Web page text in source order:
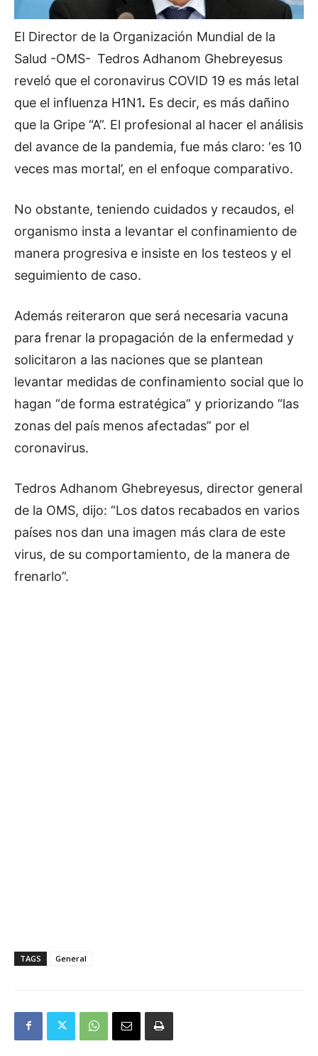
El Director de la Organización Mundial de la
Salud -OMS- Tedros Adhanom Ghebreyesus
reveló que el coronavirus COVID 19 es más letal
que el influenza H1N1. Es decir, es más dañino
que la Gripe “A”. El profesional al hacer el análisis
del avance de la pandemia, fue más claro: ‘es 10
veces mas mortal’, en el enfoque comparativo.
No obstante, teniendo cuidados y recaudos, el
organismo insta a levantar el confinamiento de
manera progresiva e insiste en los testeos y el
seguimiento de caso.
Además reiteraron que será necesaria vacuna
para frenar la propagación de la enfermedad y
solicitaron a las naciones que se plantean
levantar medidas de confinamiento social que lo
hagan “de forma estratégica” y priorizando “las
zonas del país menos afectadas” por el
coronavirus.
Tedros Adhanom Ghebreyesus, director general
de la OMS, dijo: “Los datos recabados en varios
países nos dan una imagen más clara de este
virus, de su comportamiento, de la manera de
frenarlo”.
TAGS General